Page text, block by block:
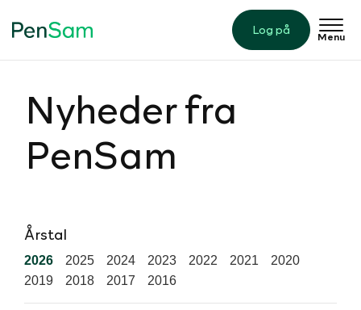
Log på Menu
Nyheder fra
PenSam
Årstal
2026 2025 2024 2023 2022 2021
2020
2019
2018 2017 2016